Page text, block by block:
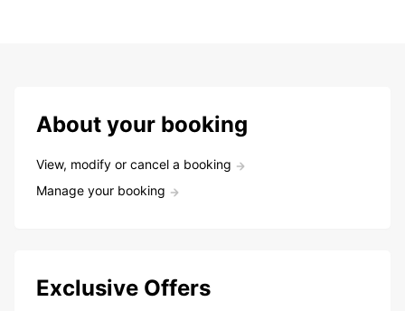
About your booking
View, modify or cancel a booking
Manage your booking
Exclusive Offers